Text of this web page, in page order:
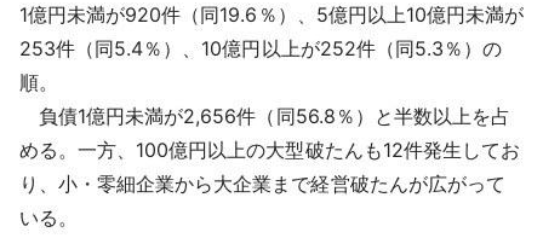
1億円未満が920件（同19.6％）、5億円以上10億円未満が
253件（同5.4％）、10億円以上が252件（同5.3％）の
順。
負債1億円未満が2,656件（同56.8％）と半数以上を占
める。一方、100億円以上の大型破たんも12件発生してお
り、小・零細企業から大企業まで経営破たんが広がって
いる。